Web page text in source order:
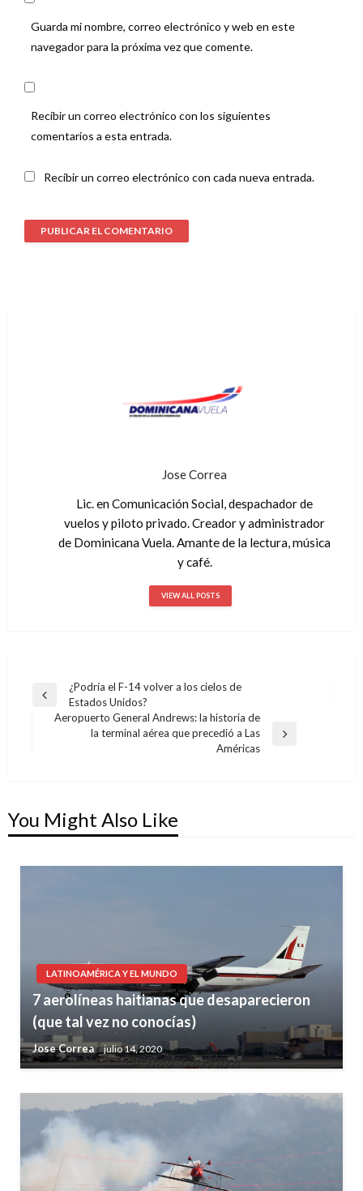
Guarda mi nombre, correo electrónico y web en este
navegador para la próxima vez que comente.
Recibir un correo electrónico con los siguientes
comentarios a esta entrada.
Recibir un correo electrónico con cada nueva entrada.
Jose Correa
Lic. en Comunicación Social, despachador de
vuelos y piloto privado. Creador y administrador
de Dominicana Vuela. Amante de la lectura, música
y café.
VIEW ALL POSTS
Navegación
entradas
Previous
¿Podría el F-14 volver a los cielos de
Estados Unidos?
Aeropuerto General Andrews: la historia de
la terminal aérea que precedió a Las
Américas
You Might Also Like
LATINOAMÉRICA Y EL MUNDO
7 aerolíneas haitianas que desaparecieron
(que tal vez no conocías)
Jose Correa julio 14, 2020